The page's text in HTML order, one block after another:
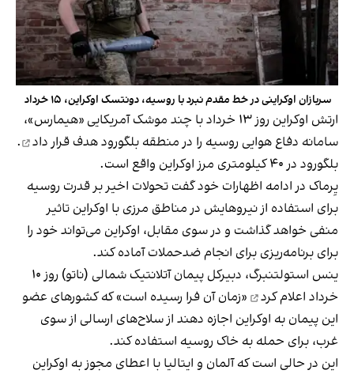
سربازان اوکراینی در خط مقدم نبرد با روسیه، دونتسک اوکراین، ۱۵ خرداد
ارتش اوکراین روز ۱۳ خرداد با چند موشک آمریکایی «هیمارس»،
سامانه دفاع هوایی روسیه را در منطقه بلگورودهدف قرار داد
.
بلگورود در ۴۰ کیلومتری مرز اوکراین واقع است.
یِرماک در ادامه اظهارات خود گفت تحولات اخیر بر قدرت روسیه
برای استفاده از نیروهایش در مناطق مرزی با اوکراین تاثیر
منفی خواهد گذاشت و در سوی مقابل، اوکراین می‌تواند خود را
برای برنامه‌ریزی برای انجام ضدحملات آماده کند.
ینس استولتنبرگ، دبیرکل پیمان آتلانتیک شمالی (ناتو) روز ۱۰
خرداد اعلام کرد
«زمان آن فرا رسیده است» که کشورهای عضو
این پیمان به اوکراین اجازه دهند از سلاح‌های ارسالی از سوی
غرب، برای حمله به خاک روسیه استفاده کند.
این در حالی است که آلمان و ایتالیا با اعطای مجوز به اوکراین